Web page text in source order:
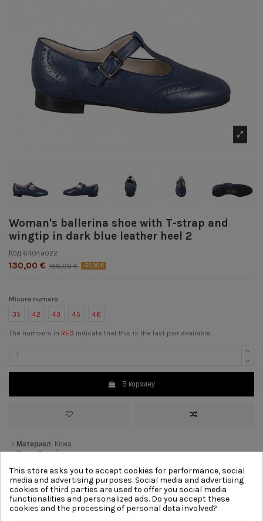
Woman's ballerina shoe with T-strap and
wingtip in dark blue leather heel 2
Код 6404a022
130,00 € 186,00 € -56,00 €
Misura numero
35
42 43 45 46
The numbers in RED indicate that this is the last pair available.
В корзину
> Материал: Кожа
>Цвет:Синий
>Подкладка:Кожа
>Подошва: Резиновый
>Отделка: Ремешок
This store asks you to accept cookies for performance, social
media and advertising purposes. Social media and advertising
cookies of third parties are used to offer you social media
functionalities and personalized ads. Do you accept these
cookies and the processing of personal data involved?